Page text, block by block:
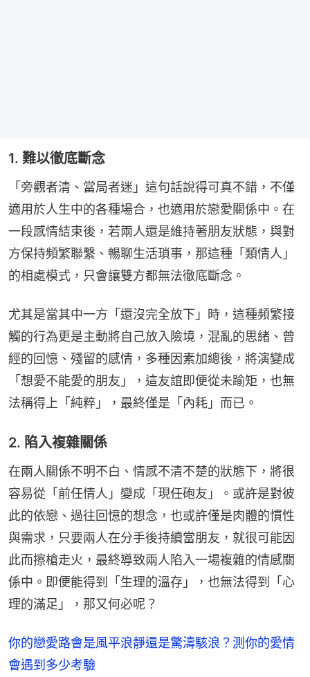
1. 難以徹底斷念
「旁觀者清、當局者迷」這句話說得可真不錯，不僅
適用於人生中的各種場合，也適用於戀愛關係中。在
一段感情結束後，若兩人還是維持著朋友狀態，與對
方保持頻繁聯繫、暢聊生活瑣事，那這種「類情人」
的相處模式，只會讓雙方都無法徹底斷念。
尤其是當其中一方「還沒完全放下」時，這種頻繁接
觸的行為更是主動將自己放入險境，混亂的思緒、曾
經的回憶、殘留的感情，多種因素加總後，將演變成
「想愛不能愛的朋友」，這友誼即便從未踰矩，也無
法稱得上「純粹」，最終僅是「內耗」而已。
2. 陷入複雜關係
在兩人關係不明不白、情感不清不楚的狀態下，將很
容易從「前任情人」變成「現任砲友」。或許是對彼
此的依戀、過往回憶的想念，也或許僅是肉體的慣性
與需求，只要兩人在分手後持續當朋友，就很可能因
此而擦槍走火，最終導致兩人陷入一場複雜的情感關
係中。即便能得到「生理的溫存」，也無法得到「心
理的滿足」，那又何必呢？
你的戀愛路會是風平浪靜還是驚濤駭浪？測你的愛情
會遇到多少考驗